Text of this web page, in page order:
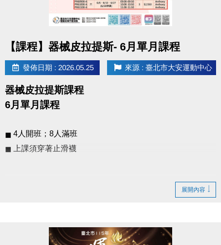
【課程】器械皮拉提斯- 6月單月課程
發佈日期 : 2026.05.25 來源 : 臺北市大安運動中心
器械皮拉提斯課程
6月單月課程
◼︎ 4人開班；8人滿班
◼︎ 上課須穿著止滑襪
▪︎ 大安APP 長佳Sports+ APP傳送門⬇
APPLE 傳送門點我(另開新視窗)
展開內容